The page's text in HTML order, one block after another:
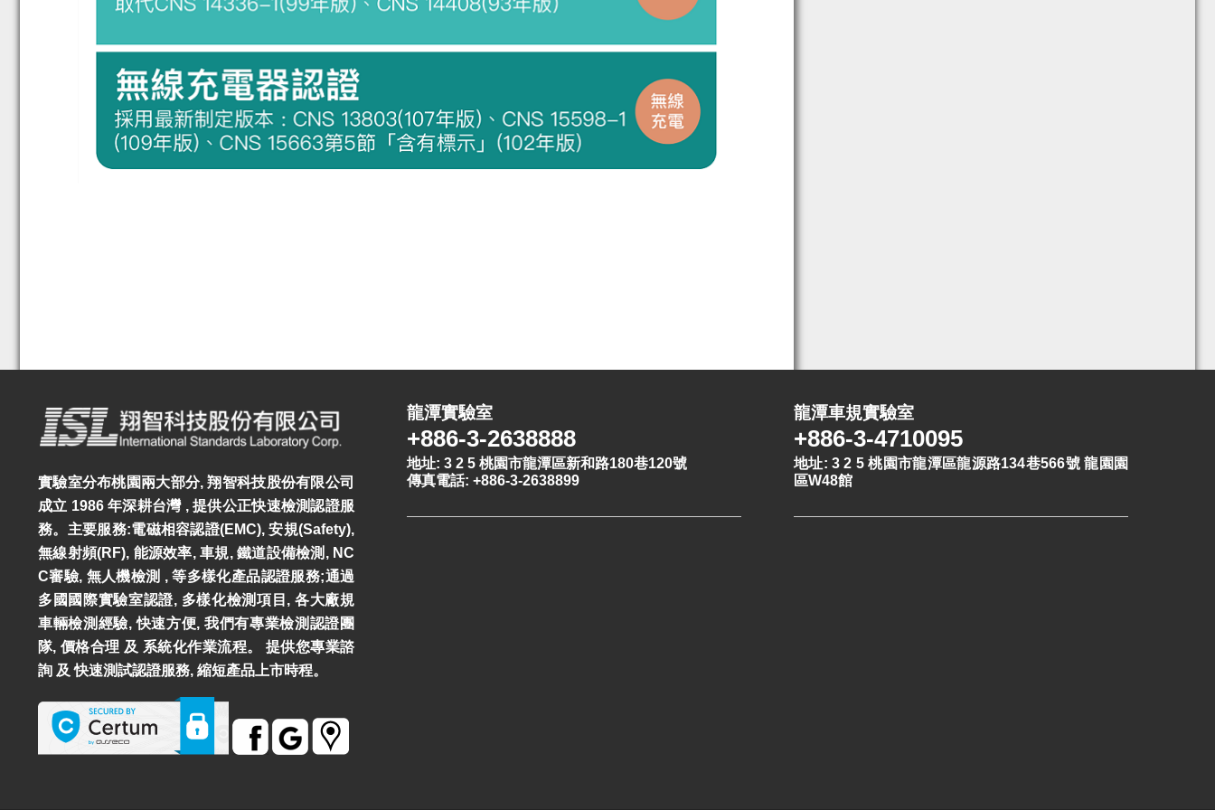
實驗室分布桃園兩大部分, 翔智科技股份有限公司
成立 1986 年深耕台灣 , 提供公正快速檢測認證服
務。主要服務:電磁相容認證(EMC), 安規(Safety),
無線射頻(RF), 能源效率, 車規, 鐵道設備檢測, NC
C審驗, 無人機檢測 , 等多樣化產品認證服務;通過
多國國際實驗室認證, 多樣化檢測項目, 各大廠規
車輛檢測經驗, 快速方便, 我們有專業檢測認證團
隊, 價格合理 及 系統化作業流程。 提供您專業諮
詢 及 快速測試認證服務, 縮短產品上市時程。
龍潭實驗室
+886-3-2638888
地址: 3 2 5 桃園市龍潭區新和路180巷120號
傳真電話: +886-3-2638899
龍潭車規實驗室
+886-3-4710095
地址: 3 2 5 桃園市龍潭區龍源路134巷566號 龍園園
區W48館